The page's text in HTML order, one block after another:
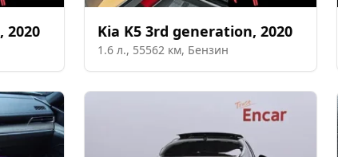
, 2020 Kia K5 3rd generation, 2020
1.6 л., 55562 км, Бензин